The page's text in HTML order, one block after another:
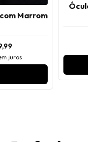
Marrom
juros